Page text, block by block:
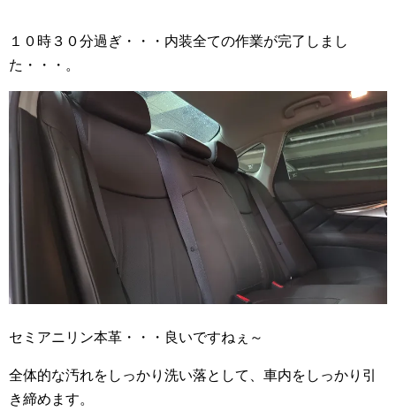
１０時３０分過ぎ・・・内装全ての作業が完了しまし
た・・・。
セミアニリン本革・・・良いですねぇ～
全体的な汚れをしっかり洗い落として、車内をしっかり引
き締めます。